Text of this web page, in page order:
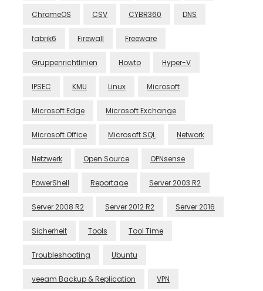
ChromeOS CSV CYBR360 DNS
fabrik6 Firewall Freeware
Gruppenrichtlinien Howto Hyper-V
IPSEC KMU Linux Microsoft
Microsoft Edge Microsoft Exchange
Microsoft Office Microsoft SQL Network
Netzwerk Open Source OPNsense
PowerShell Reportage Server 2003 R2
Server 2008 R2 Server 2012 R2 Server 2016
Sicherheit Tools Tool Time
Troubleshooting Ubuntu
veeam Backup & Replication VPN